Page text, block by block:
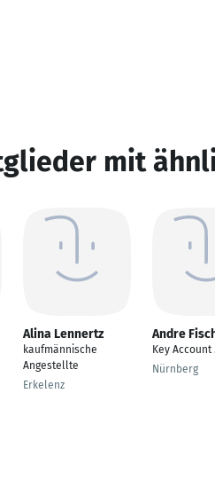
mit
Alina Lennertz
kaufmännische
Angestellte
Erkelenz
Andre
Key
Nürnberg